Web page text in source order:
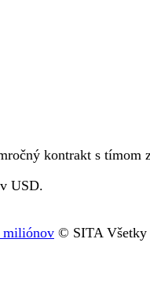
kontrakt s tímom
USD.
miliónov © SITA Všetky